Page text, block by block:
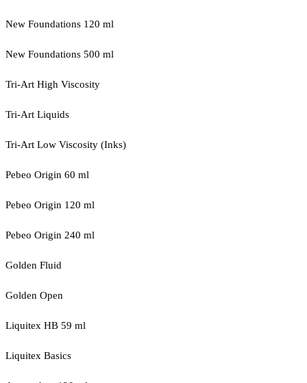
New Foundations 120 ml
New Foundations 500 ml
Tri-Art High Viscosity
Tri-Art Liquids
Tri-Art Low Viscosity (Inks)
Pebeo Origin 60 ml
Pebeo Origin 120 ml
Pebeo Origin 240 ml
Golden Fluid
Golden Open
Liquitex HB 59 ml
Liquitex Basics